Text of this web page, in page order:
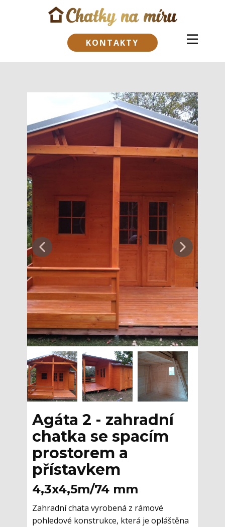
KONTAKTY
Agáta 2 - zahradní
chatka se spacím
prostorem a
přístavkem
4,3x4,5m/74 mm
Zahradní chata vyrobená z rámové
pohledové konstrukce, která je opláštěna